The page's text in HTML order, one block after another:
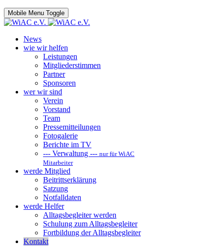
Mobile Menu Toggle
News
wie wir helfen
Leistungen
Mitgliederstimmen
Partner
Sponsoren
wer wir sind
Verein
Vorstand
Team
Pressemitteilungen
Fotogalerie
Berichte im TV
--- Verwaltung --- nur für WiAC
Mitarbeiter
werde Mitglied
Beitrittserklärung
Satzung
Notfalldaten
werde Helfer
Alltagsbegleiter werden
Schulung zum Alltagsbegleiter
Fortbildung der Alltagsbegleiter
Kontakt